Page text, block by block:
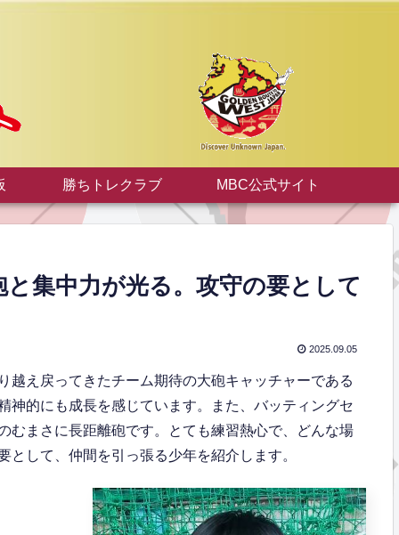
勝ちトレクラブ MBC公式サイト
集中力が光る。攻守の要として
2025.09.05
越え戻ってきたチーム期待の大砲キャッチャーである
神的にも成長を感じています。また、バッティングセ
むまさに長距離砲です。とても練習熱心で、どんな場
して、仲間を引っ張る少年を紹介します。